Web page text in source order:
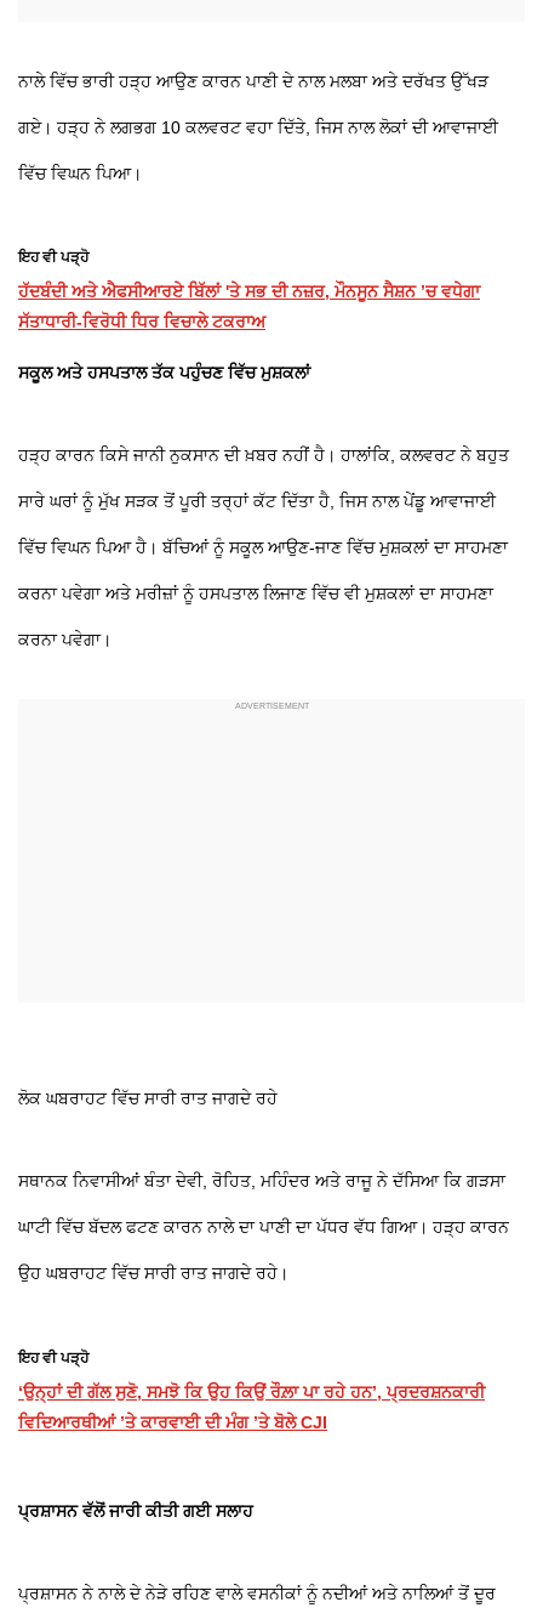
ਨਾਲੇ ਵਿੱਚ ਭਾਰੀ ਹੜ੍ਹ ਆਉਣ ਕਾਰਨ ਪਾਣੀ ਦੇ ਨਾਲ ਮਲਬਾ ਅਤੇ ਦਰੱਖਤ ਉੱਖੜ
ਗਏ। ਹੜ੍ਹ ਨੇ ਲਗਭਗ 10 ਕਲਵਰਟ ਵਹਾ ਦਿੱਤੇ, ਜਿਸ ਨਾਲ ਲੋਕਾਂ ਦੀ ਆਵਾਜਾਈ
ਵਿੱਚ ਵਿਘਨ ਪਿਆ।
ਇਹ ਵੀ ਪੜ੍ਹੋ
ਹੱਦਬੰਦੀ ਅਤੇ ਐਫਸੀਆਰਏ ਬਿੱਲਾਂ 'ਤੇ ਸਭ ਦੀ ਨਜ਼ਰ, ਮੌਨਸੂਨ ਸੈਸ਼ਨ ’ਚ ਵਧੇਗਾ
ਸੱਤਾਧਾਰੀ-ਵਿਰੋਧੀ ਧਿਰ ਵਿਚਾਲੇ ਟਕਰਾਅ
ਸਕੂਲ ਅਤੇ ਹਸਪਤਾਲ ਤੱਕ ਪਹੁੰਚਣ ਵਿੱਚ ਮੁਸ਼ਕਲਾਂ
ਹੜ੍ਹ ਕਾਰਨ ਕਿਸੇ ਜਾਨੀ ਨੁਕਸਾਨ ਦੀ ਖ਼ਬਰ ਨਹੀਂ ਹੈ। ਹਾਲਾਂਕਿ, ਕਲਵਰਟ ਨੇ ਬਹੁਤ
ਸਾਰੇ ਘਰਾਂ ਨੂੰ ਮੁੱਖ ਸੜਕ ਤੋਂ ਪੂਰੀ ਤਰ੍ਹਾਂ ਕੱਟ ਦਿੱਤਾ ਹੈ, ਜਿਸ ਨਾਲ ਪੇਂਡੂ ਆਵਾਜਾਈ
ਵਿੱਚ ਵਿਘਨ ਪਿਆ ਹੈ। ਬੱਚਿਆਂ ਨੂੰ ਸਕੂਲ ਆਉਣ-ਜਾਣ ਵਿੱਚ ਮੁਸ਼ਕਲਾਂ ਦਾ ਸਾਹਮਣਾ
ਕਰਨਾ ਪਵੇਗਾ ਅਤੇ ਮਰੀਜ਼ਾਂ ਨੂੰ ਹਸਪਤਾਲ ਲਿਜਾਣ ਵਿੱਚ ਵੀ ਮੁਸ਼ਕਲਾਂ ਦਾ ਸਾਹਮਣਾ
ਕਰਨਾ ਪਵੇਗਾ।
ਲੋਕ ਘਬਰਾਹਟ ਵਿੱਚ ਸਾਰੀ ਰਾਤ ਜਾਗਦੇ ਰਹੇ
ਸਥਾਨਕ ਨਿਵਾਸੀਆਂ ਬੰਤਾ ਦੇਵੀ, ਰੋਹਿਤ, ਮਹਿੰਦਰ ਅਤੇ ਰਾਜੂ ਨੇ ਦੱਸਿਆ ਕਿ ਗੜਸਾ
ਘਾਟੀ ਵਿੱਚ ਬੱਦਲ ਫਟਣ ਕਾਰਨ ਨਾਲੇ ਦਾ ਪਾਣੀ ਦਾ ਪੱਧਰ ਵੱਧ ਗਿਆ। ਹੜ੍ਹ ਕਾਰਨ
ਉਹ ਘਬਰਾਹਟ ਵਿੱਚ ਸਾਰੀ ਰਾਤ ਜਾਗਦੇ ਰਹੇ।
ਇਹ ਵੀ ਪੜ੍ਹੋ
‘ਉਨ੍ਹਾਂ ਦੀ ਗੱਲ ਸੁਣੋ, ਸਮਝੋ ਕਿ ਉਹ ਕਿਉਂ ਰੌਲ਼ਾ ਪਾ ਰਹੇ ਹਨ’, ਪ੍ਰਦਰਸ਼ਨਕਾਰੀ
ਵਿਦਿਆਰਥੀਆਂ ’ਤੇ ਕਾਰਵਾਈ ਦੀ ਮੰਗ ’ਤੇ ਬੋਲੇ CJI
ਪ੍ਰਸ਼ਾਸਨ ਵੱਲੋਂ ਜਾਰੀ ਕੀਤੀ ਗਈ ਸਲਾਹ
ਪ੍ਰਸ਼ਾਸਨ ਨੇ ਨਾਲੇ ਦੇ ਨੇੜੇ ਰਹਿਣ ਵਾਲੇ ਵਸਨੀਕਾਂ ਨੂੰ ਨਦੀਆਂ ਅਤੇ ਨਾਲਿਆਂ ਤੋਂ ਦੂਰ